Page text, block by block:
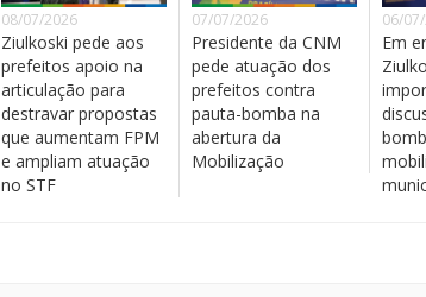
08/07/2026
Ziulkoski pede aos
prefeitos apoio na
articulação para
destravar propostas
que aumentam FPM
e ampliam atuação
no STF
07/07/2026
Presidente da CNM
pede atuação dos
prefeitos contra
pauta-bomba na
abertura da
Mobilização
06/
Em